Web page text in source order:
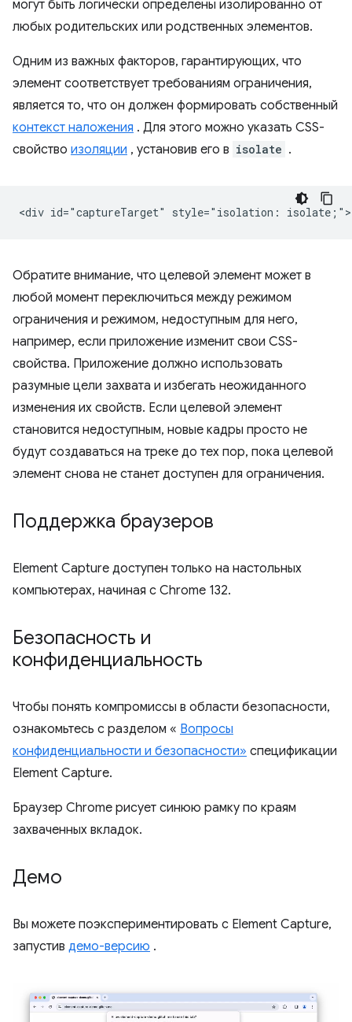
могут быть логически определены изолированно от
любых родительских или родственных элементов.
Одним из важных факторов, гарантирующих, что
элемент соответствует требованиям ограничения,
является то, что он должен формировать собственный
контекст наложения . Для этого можно указать CSS-
свойство изоляции , установив его в isolate .
Обратите внимание, что целевой элемент может в
любой момент переключиться между режимом
ограничения и режимом, недоступным для него,
например, если приложение изменит свои CSS-
свойства. Приложение должно использовать
разумные цели захвата и избегать неожиданного
изменения их свойств. Если целевой элемент
становится недоступным, новые кадры просто не
будут создаваться на треке до тех пор, пока целевой
элемент снова не станет доступен для ограничения.
Поддержка браузеров
Element Capture доступен только на настольных
компьютерах, начиная с Chrome 132.
Безопасность и
конфиденциальность
Чтобы понять компромиссы в области безопасности,
ознакомьтесь с разделом « Вопросы
конфиденциальности и безопасности» спецификации
Element Capture.
Браузер Chrome рисует синюю рамку по краям
захваченных вкладок.
Демо
Вы можете поэкспериментировать с Element Capture,
запустив демо-версию .